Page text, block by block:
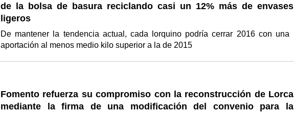
de la bolsa de basura reciclando casi un 12% más de envases
ligeros
De mantener la tendencia actual, cada lorquino podría cerrar 2016 con una
aportación al menos medio kilo superior a la de 2015
Fomento refuerza su compromiso con la reconstrucción de Lorca
mediante la firma de una modificación del convenio para la